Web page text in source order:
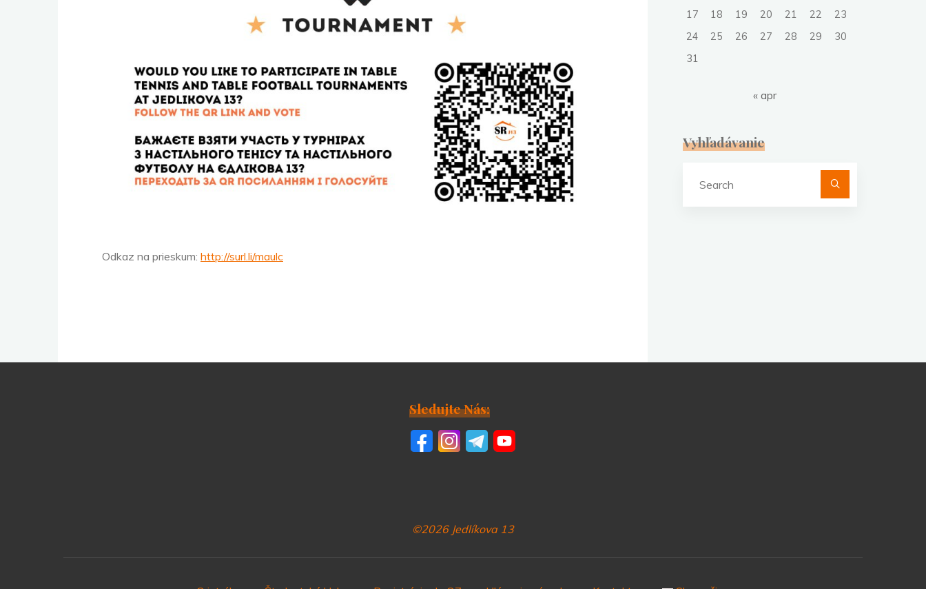
Odkaz na prieskum: http://surl.li/maulc
17
18 19 20 21 22
23
24
25 26 27 28 29
30
31
« apr
Vyhľadávanie
Sledujte Nás:
©2026 Jedlíkova 13